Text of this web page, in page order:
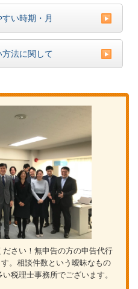
い時期・月
法に関して
さい！無申告の方の申告代行
。相談件数という曖昧なもの
税理士事務所でございます。